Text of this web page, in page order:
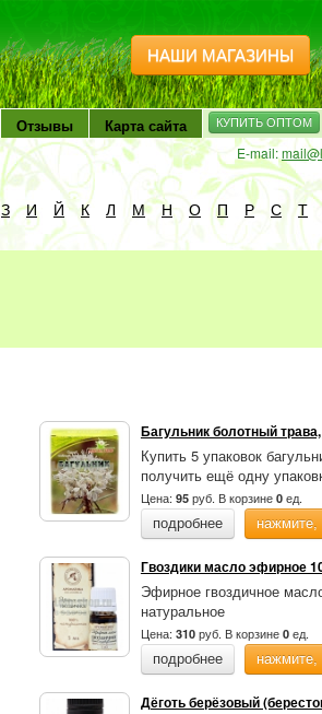
НАШИ МАГАЗИНЫ
Отзывы Карта сайта КУПИТЬ ОПТОМ
E-mail:
З И Й К Л М Н О П Р С Т
Багульник болотный трава,
Купить 5 упаковок
получить ещё одну
Цена: 95руб. В корзине 0ед.
подробнее нажмите,
Гвоздики масло эфирное
Эфирное гвоздичное
натуральное
Цена: 310руб. В корзине 0ед.
подробнее нажмите,
Дёготь берёзовый